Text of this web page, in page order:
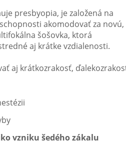
presbyopia, je založená na
akomodovať za novú,
šošovka, ktorá
aj krátke vzdialenosti.
aj krátkozrakosť,
vzniku šedého zákalu